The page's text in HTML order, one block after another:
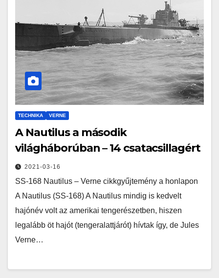
TECHNIKA VERNE
A Nautilus a második
világháborúban – 14 csatacsillagért
2021-03-16
SS-168 Nautilus – Verne cikkgyűjtemény a honlapon
A Nautilus (SS-168) A Nautilus mindig is kedvelt
hajónév volt az amerikai tengerészetben, hiszen
legalább öt hajót (tengeralattjárót) hívtak így, de Jules
Verne…